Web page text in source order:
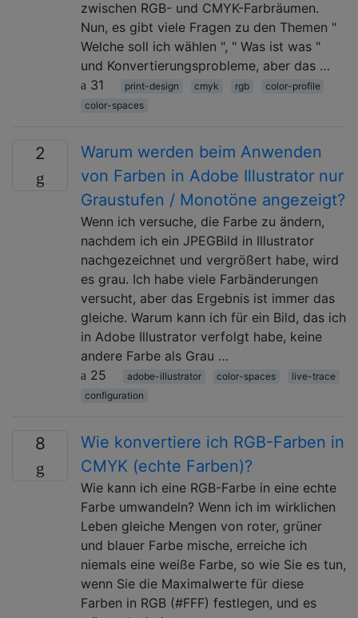
zwischen RGB- und CMYK-Farbräumen.
Nun, es gibt viele Fragen zu den Themen "
Welche soll ich wählen ", " Was ist was "
und Konvertierungsprobleme, aber das …
31
print-design cmyk rgb
color-profile
color-spaces
2
Warum werden beim Anwenden
von Farben in Adobe Illustrator nur
Graustufen / Monotöne angezeigt?
Wenn ich versuche, die Farbe zu ändern,
nachdem ich ein JPEGBild in Illustrator
nachgezeichnet und vergrößert habe, wird
es grau. Ich habe viele Farbänderungen
versucht, aber das Ergebnis ist immer das
gleiche. Warum kann ich für ein Bild, das ich
in Adobe Illustrator verfolgt habe, keine
andere Farbe als Grau …
25
adobe-illustrator color-spaces
live-trace
configuration
8
Wie konvertiere ich RGB-Farben in
CMYK (echte Farben)?
Wie kann ich eine RGB-Farbe in eine echte
Farbe umwandeln? Wenn ich im wirklichen
Leben gleiche Mengen von roter, grüner
und blauer Farbe mische, erreiche ich
niemals eine weiße Farbe, so wie Sie es tun,
wenn Sie die Maximalwerte für diese
Farben in RGB (#FFF) festlegen, und es